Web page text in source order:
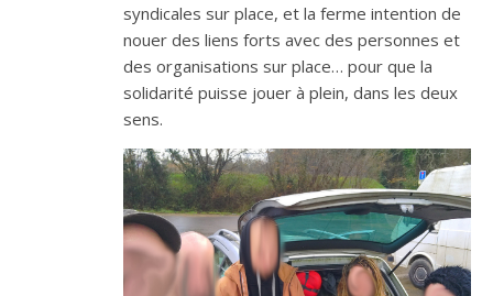
syndicales sur place, et la ferme intention de
nouer des liens forts avec des personnes et
des organisations sur place… pour que la
solidarité puisse jouer à plein, dans les deux
sens.